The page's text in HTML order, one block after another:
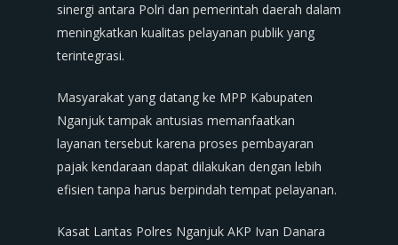
sinergi antara Polri dan pemerintah daerah dalam
meningkatkan kualitas pelayanan publik yang
terintegrasi.
Masyarakat yang datang ke MPP Kabupaten
Nganjuk tampak antusias memanfaatkan
layanan tersebut karena proses pembayaran
pajak kendaraan dapat dilakukan dengan lebih
efisien tanpa harus berpindah tempat pelayanan.
Kasat Lantas Polres Nganjuk AKP Ivan Danara